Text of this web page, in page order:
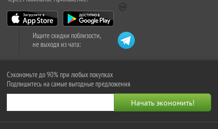
Ищите скидки поблизости,
не выходя из чата:
Сэкономьте до 90% при любых покупках
Подпишитесь на самые выгодные предложения